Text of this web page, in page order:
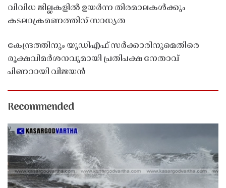
വിവിധ ജില്ലകളിൽ ഉയർന്ന തിരമാലകൾക്കും
കടലാക്രമണത്തിന് സാധ്യത
കേന്ദ്രത്തിനും യുഡിഎഫ് സർക്കാരിനുമെതിരെ
രൂക്ഷവിമർശനവുമായി പ്രതിപക്ഷ നേതാവ്
പിണറായി വിജയൻ
Recommended